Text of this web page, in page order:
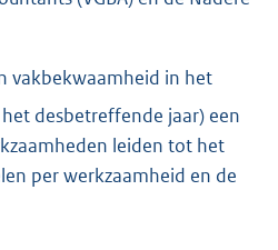
vakbekwaamheid in het
desbetreffende jaar) een
leiden tot het
per werkzaamheid en de